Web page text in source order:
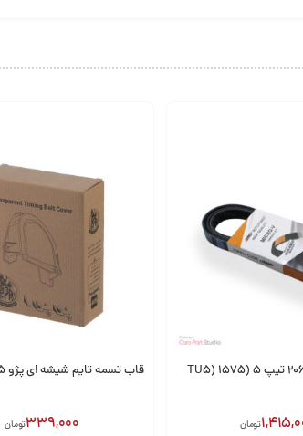
تسمه دینام پژو 206 تیپ 5 (TU5) 1575
تومان
قاب تسمه تایم شیشه ای پژو 405 PPA
339,000تومان